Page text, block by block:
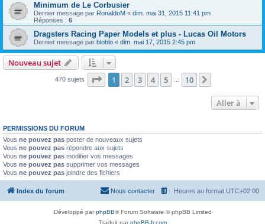
Minimum de Le Corbusier
Dernier message par RonaldoM « dim. mai 31, 2015 11:41 pm
Réponses : 6
Dragsters Racing Paper Models et plus - Lucas Oil Motors
Dernier message par bloblo « dim. mai 17, 2015 2:45 pm
Nouveau sujet
470 sujets Page 1sur10
1 2 3 4 5 … 10
Aller à
PERMISSIONS DU FORUM
Vous ne pouvez pas poster de nouveaux sujets
Vous ne pouvez pas répondre aux sujets
Vous ne pouvez pas modifier vos messages
Vous ne pouvez pas supprimer vos messages
Vous ne pouvez pas joindre des fichiers
Index du forum Heures au format UTC+02:00
Nous contacter
Développé parphpBB® Forum Software © phpBB Limited
Traduit parphpBB-fr.com